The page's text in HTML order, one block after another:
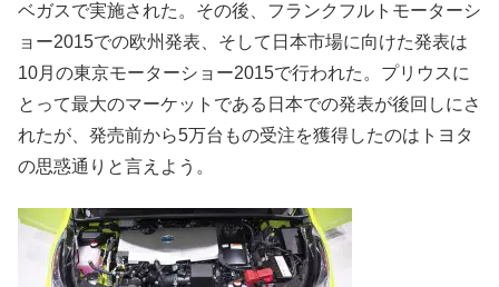
ベガスで実施された。その後、フランクフルトモーターシ
ョー2015での欧州発表、そして日本市場に向けた発表は
10月の東京モーターショー2015で行われた。プリウスに
とって最大のマーケットである日本での発表が後回しにさ
れたが、発売前から5万台もの受注を獲得したのはトヨタ
の思惑通りと言えよう。